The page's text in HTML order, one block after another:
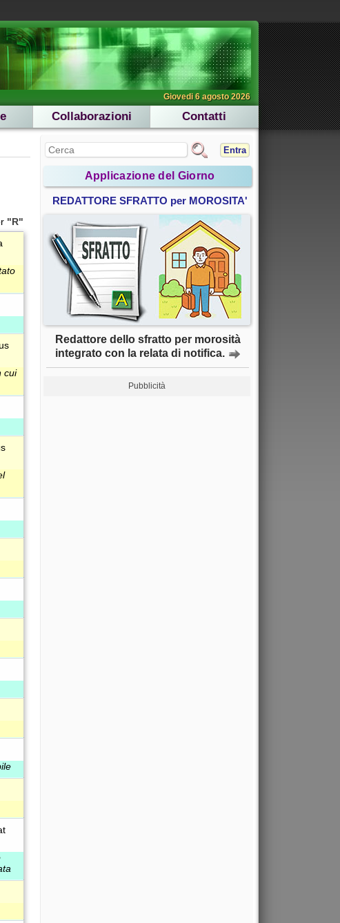
Giovedi 6 agosto 2026
Collaborazioni Contatti
"R"
cui
Entra
Applicazione del Giorno
REDATTORE SFRATTO per MOROSITA'
Redattore dello sfratto per morosità
integrato con la relata di notifica.
Pubblicità